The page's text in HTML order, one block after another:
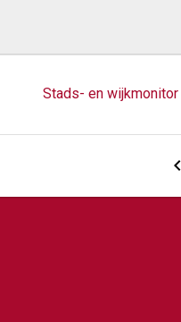
Stads- en wijkmonitor